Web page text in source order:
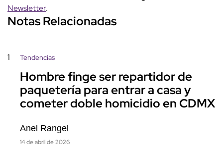
Newsletter.
Notas Relacionadas
1 Tendencias
Hombre finge ser repartidor de
paquetería para entrar a casa y
cometer doble homicidio en CDMX
Anel Rangel
14 de abril de 2026